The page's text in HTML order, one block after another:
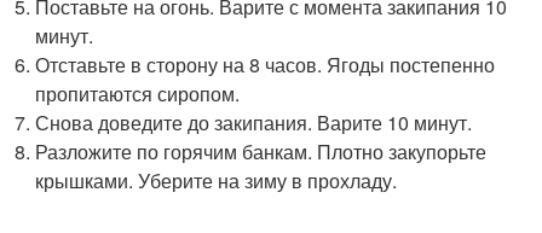
Поставьте на огонь. Варите с момента закипания 10
минут.
Отставьте в сторону на 8 часов. Ягоды постепенно
пропитаются сиропом.
Снова доведите до закипания. Варите 10 минут.
Разложите по горячим банкам. Плотно закупорьте
крышками. Уберите на зиму в прохладу.